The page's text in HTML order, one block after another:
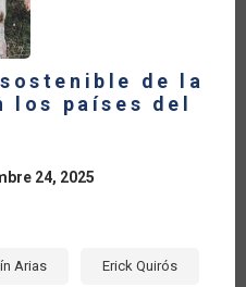
de la
los países del
24, 2025
Arias Erick Quirós